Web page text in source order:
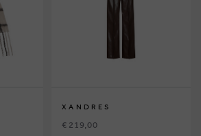
XANDRES
€ 219,00